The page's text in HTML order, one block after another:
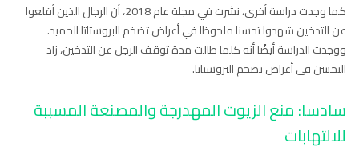
كما وجدت دراسة أخرى، نشرت في مجلة عام 2018، أن الرجال الذين أقلعوا
عن التدخين شهدوا تحسنا ملحوظا في أعراض تضخم البروستاتا الحميد.
ووجدت الدراسة أيضًا أنه كلما طالت مدة توقف الرجل عن التدخين، زاد
التحسن في أعراض تضخم البروستاتا.
سادسا: منع الزيوت المهدرجة والمصنعة المسببة
للالتهابات